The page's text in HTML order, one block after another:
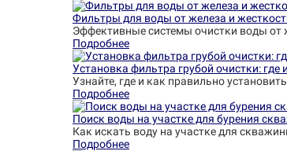
Фильтры для воды от железа и
Эффективные системы очистки воды от
Подробнее
Установка фильтра грубой очистки:
Узнайте, где и как правильно
Подробнее
Поиск воды на участке для бурения
Как искать воду на участке для
Подробнее